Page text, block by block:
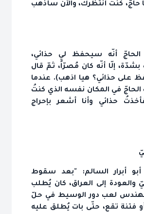
حاجّ، كنتُ أنتظرك، والآن سأذهب
الحاجّ أنّه سيحفظ لي حذائي،
إلّا أنّه كان مُصرّاً، ثمّ قال
على حذائي؟ هيا اذهب). عندما
في المكان نفسه الذي كنتُ
حذائي وأنا أشعر بإحراج
أبو أبرار السالم: "بعد سقوط
والعودة إلى العراق، كان يُطلب
لعب دور الوسيط في حلّ
فتنة تقع، حتّى بات يُطلق عليه